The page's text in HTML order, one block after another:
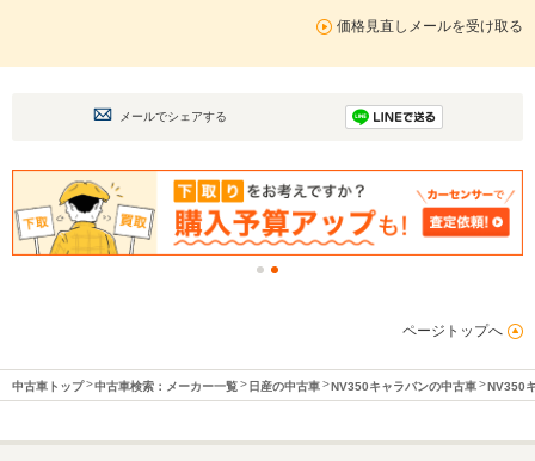
価格見直しメールを受け取る
メールでシェアする
ページトップへ
中古車トップ 中古車検索：メーカー一覧 日産の中古車 NV350キャラバンの中古車 NV350